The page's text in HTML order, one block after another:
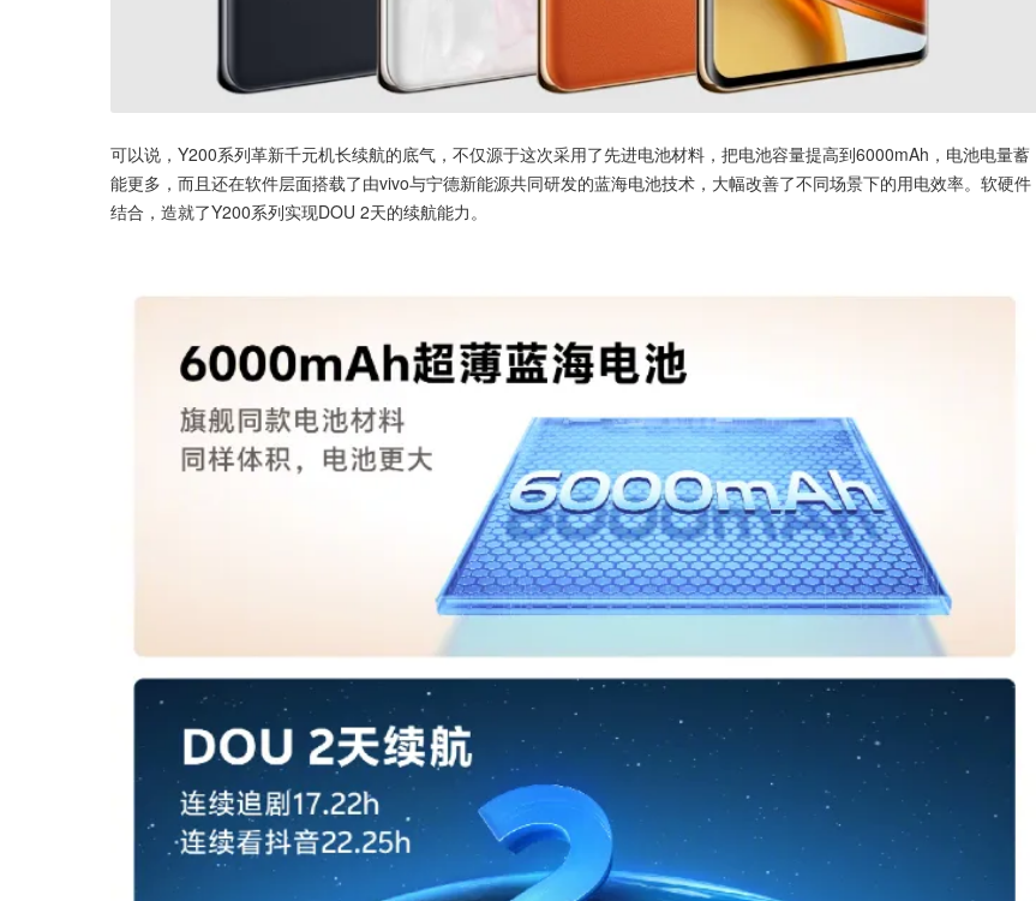
可以说，Y200系列革新千元机长续航的底气，不仅源于这次采用了先进电池材料，把电池容量提高到6000mAh，电池电量蓄
能更多，而且还在软件层面搭载了由vivo与宁德新能源共同研发的蓝海电池技术，大幅改善了不同场景下的用电效率。软硬件
结合，造就了Y200系列实现DOU 2天的续航能力。